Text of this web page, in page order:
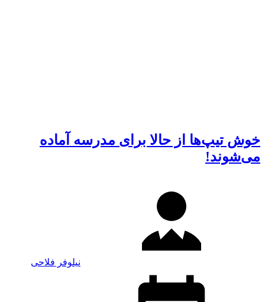
خوش تیپ‌ها از حالا برای مدرسه آماده
می‌شوند!
نیلوفر فلاحی